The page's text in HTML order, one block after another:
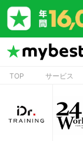
TOP サービス